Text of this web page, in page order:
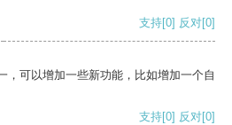
支持[0] 反对[0]
，可以增加一些新功能，比如增加一个自
支持[0] 反对[0]